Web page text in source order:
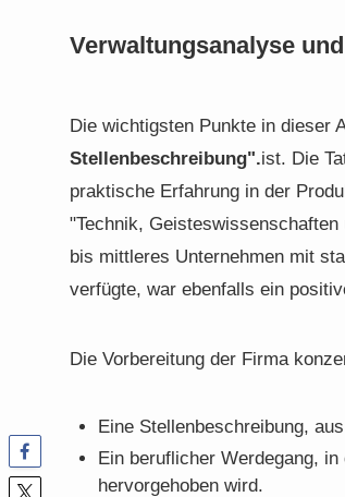
Verwaltungsanalyse
Die wichtigsten Punkte in dieser
Stellenbeschreibung".ist. Die
praktische Erfahrung in der
"Technik,
bis mittleres Unternehmen mit
verfügte, war ebenfalls ein
Die Vorbereitung der Firma
Eine Stellenbeschreibung,
Ein beruflicher Werdegang,
hervorgehoben wird.